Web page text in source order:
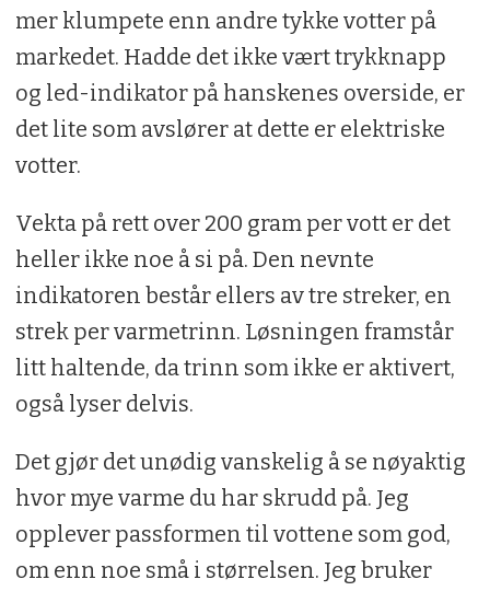
mer klumpete enn andre tykke votter på
markedet. Hadde det ikke vært trykknapp
og led-indikator på hanskenes overside, er
det lite som avslører at dette er elektriske
votter.
Vekta på rett over 200 gram per vott er det
heller ikke noe å si på. Den nevnte
indikatoren består ellers av tre streker, en
strek per varmetrinn. Løsningen framstår
litt haltende, da trinn som ikke er aktivert,
også lyser delvis.
Det gjør det unødig vanskelig å se nøyaktig
hvor mye varme du har skrudd på. Jeg
opplever passformen til vottene som god,
om enn noe små i størrelsen. Jeg bruker